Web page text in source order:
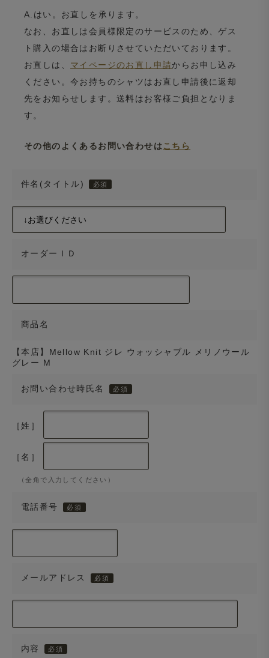
A.はい。お直しを承ります。
なお、お直しは会員様限定のサービスのため、ゲス
ト購入の場合はお断りさせていただいております。
お直しは、 マイページのお直し申請からお申し込み
ください。今お持ちのシャツはお直し申請後に返却
先をお知らせします。送料はお客様ご負担となりま
す。
その他のよくあるお問い合わせは こちら
件名(タイトル)
オーダーＩＤ
商品名
【本店】Mellow Knit ジレ ウォッシャブル メリノウール
グレー M
お問い合わせ時氏名
［姓］
［名］
（全角で入力してください）
電話番号
メールアドレス
内容